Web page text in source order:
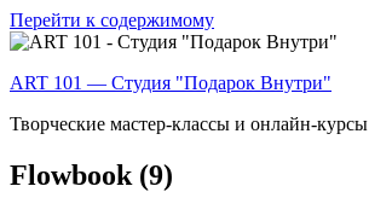
Перейти к содержимому
ART 101 — Студия "Подарок Внутри"
Творческие мастер-классы и онлайн-курсы
Flowbook (9)